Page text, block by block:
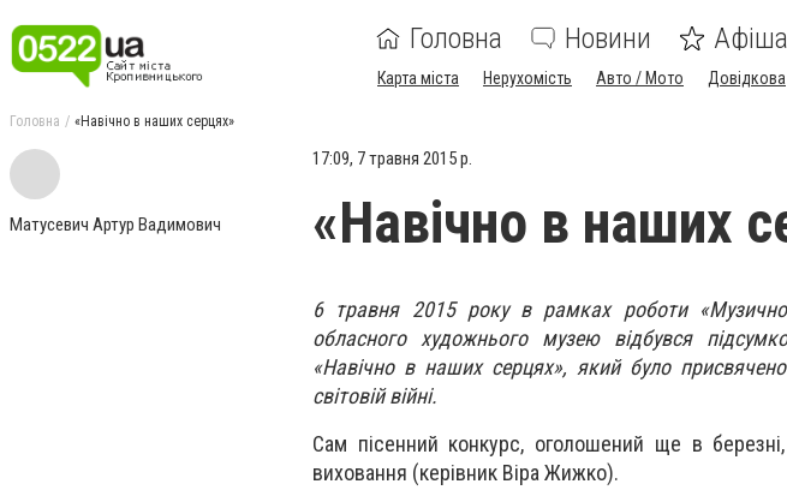
Головна Новини Афіша
Карта міста Нерухомість Авто / Мото Довідкова
Головна «Навічно в наших серцях»
Матусевич Артур Вадимович
17:09, 7 травня 2015 р.
«Навічно в наших
6 травня 2015 року в рамках роботи «Музичної
обласного художнього музею відбувся
«Навічно в наших серцях», який було
світовій війні.
Сам пісенний конкурс, оголошений ще в березні,
виховання (керівник Віра Жижко).